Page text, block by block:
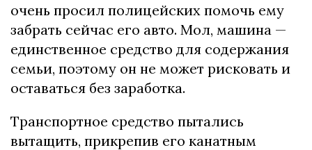
очень просил полицейских помочь ему
забрать сейчас его авто. Мол, машина —
единственное средство для содержания
семьи, поэтому он не может рисковать и
оставаться без заработка.
Транспортное средство пытались
вытащить, прикрепив его канатным